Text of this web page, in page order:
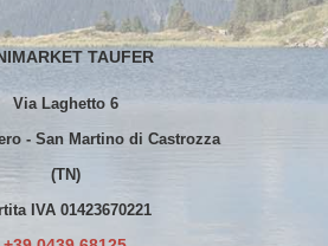
TAUFER
Via Laghetto 6
- San Martino di Castrozza
(TN)
IVA 01423670221